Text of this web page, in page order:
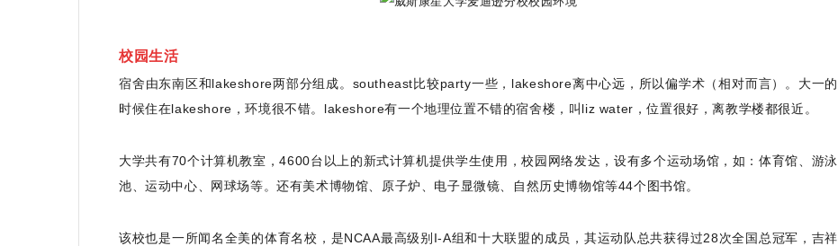
校园生活
宿舍由东南区和lakeshore两部分组成。southeast比较party一些，lakeshore离中心远，所以偏学术（相对而言）。大一的
时候住在lakeshore，环境很不错。lakeshore有一个地理位置不错的宿舍楼，叫liz water，位置很好，离教学楼都很近。
大学共有70个计算机教室，4600台以上的新式计算机提供学生使用，校园网络发达，设有多个运动场馆，如：体育馆、游泳
池、运动中心、网球场等。还有美术博物馆、原子炉、电子显微镜、自然历史博物馆等44个图书馆。
该校也是一所闻名全美的体育名校，是NCAA最高级别I-A组和十大联盟的成员，其运动队总共获得过28次全国总冠军，吉祥